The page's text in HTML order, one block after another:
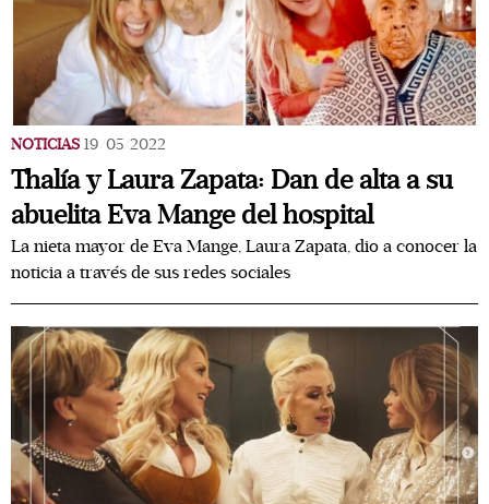
NOTICIAS 19/05/2022
Thalía y Laura Zapata: Dan de alta a su
abuelita Eva Mange del hospital
La nieta mayor de Eva Mange, Laura Zapata, dio a conocer la
noticia a través de sus redes sociales